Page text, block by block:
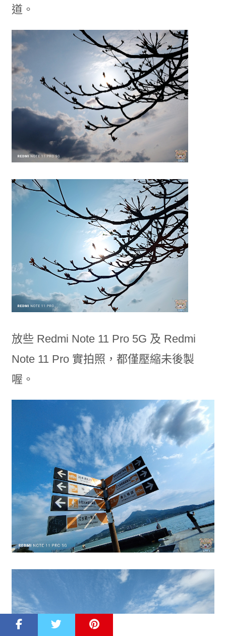
道。
放些 Redmi Note 11 Pro 5G 及 Redmi
Note 11 Pro 實拍照，都僅壓縮未後製
喔。